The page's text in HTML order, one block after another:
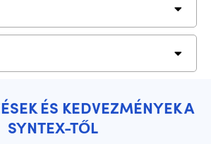
ÉS KEDVEZMÉNYEK A
SYNTEX-TŐL